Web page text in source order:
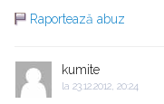
Raportează abuz
kumite
la 23.12.2012, 20:24